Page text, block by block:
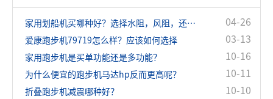
04-26
家用划船机买哪种好？选择水阻，风阻，还是磁阻？
03-13
爱康跑步机79719怎么样？应该如何选择
10-16
家用跑步机是买单功能还是多功能？
10-11
为什么便宜的跑步机马达hp反而更高呢？
10-10
折叠跑步机减震哪种好？